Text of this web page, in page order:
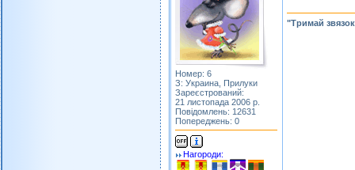
Номер: 6
З: Украина, Прилуки
Зареєстрований:
21 листопада 2006 р.
Повідомлень: 12631
Попереджень: 0
Нагороди:
"Тримай